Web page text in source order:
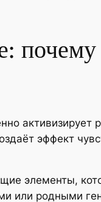
эффект
элементы,
или родными